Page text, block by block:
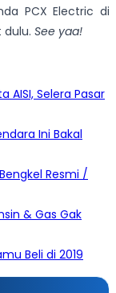
PCX Electric di
See yaa!
AISI, Selera Pasar
Ini Bakal
Resmi /
& Gas Gak
Beli di 2019